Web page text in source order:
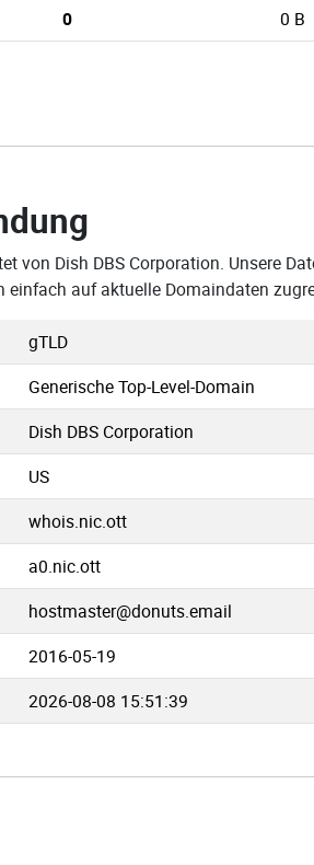
0 0 B
von Dish DBS Corporation. Unsere
einfach auf aktuelle Domaindaten
gTLD
Generische Top-Level-Domain
Dish DBS Corporation
US
whois.nic.ott
a0.nic.ott
hostmaster@donuts.email
2016-05-19
2026-08-08 15:51:39